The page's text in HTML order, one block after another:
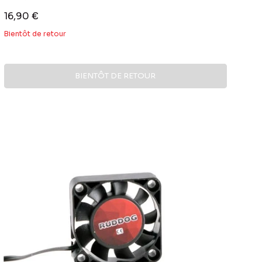
Prix
réduit
16,90 €
Bientôt de retour
BIENTÔT DE RETOUR